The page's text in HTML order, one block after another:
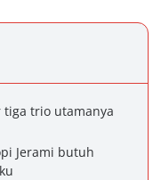
tiga trio utamanya
Jerami butuh